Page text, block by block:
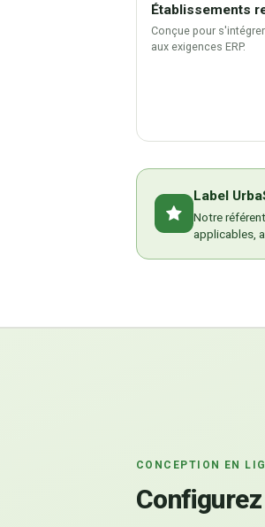
Établissements
Conçue pour
aux exigences ERP.
Label
Notre
applicables,
CONCEPTION EN